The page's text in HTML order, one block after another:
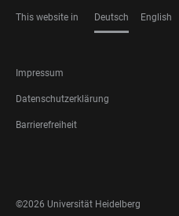
This website in Deutsch English
FOOTER
LEGAL
Impressum
Datenschutzerklärung
Barrierefreiheit
MEDIA
©2026 Universität Heidelberg